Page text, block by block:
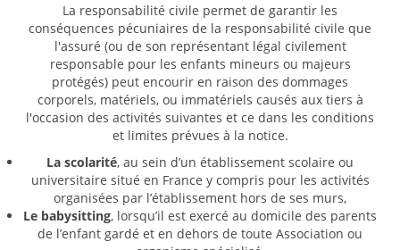
La responsabilité civile permet de garantir les
conséquences pécuniaires de la responsabilité civile que
l'assuré (ou de son représentant légal civilement
responsable pour les enfants mineurs ou majeurs
protégés) peut encourir en raison des dommages
corporels, matériels, ou immatériels causés aux tiers à
l'occasion des activités suivantes et ce dans les conditions
et limites prévues à la notice.
La scolarité, au sein d’un établissement scolaire ou
universitaire situé en France y compris pour les activités
organisées par l’établissement hors de ses murs,
Le babysitting, lorsqu’il est exercé au domicile des parents
de l’enfant gardé et en dehors de toute Association ou